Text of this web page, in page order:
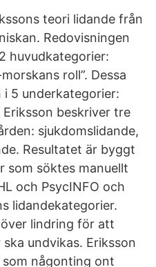
teori lidande från
Redovisningen
huvudkategorier:
roll”. Dessa
i 5 underkategorier:
beskriver tre
sjukdomslidande,
Resultatet är byggt
som söktes manuellt
och PsycINFO och
lidandekategorier.
lindring för att
undvikas. Eriksson
någonting ont